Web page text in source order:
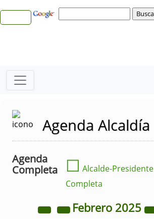
Agenda Alcaldía
Agenda
Completa
☐ Alcalde-Presidente
Completa
Febrero 2025